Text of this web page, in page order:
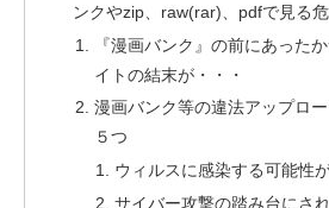
ンクやzip、raw(rar)、pdfで見る
『漫画バンク』の前にあった
イトの結末が・・・
漫画バンク等の違法アップロ
５つ
ウィルスに感染する可能性
サイバー攻撃の踏み台にさ